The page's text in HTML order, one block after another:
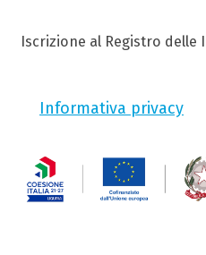
Iscrizione al Registro delle
Informativa privacy